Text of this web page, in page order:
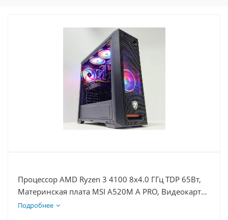
Процессор AMD Ryzen 3 4100 8x4.0 ГГц TDP 65Вт,
Материнская плата MSI A520M A PRO, Видеокарта
RTX 3060 12Гб, Память DDR4 16Gb, Диски
Подробнее